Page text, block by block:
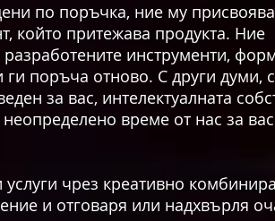
по поръчка, ние му
който притежава продукта. Ние
инструменти,
поръча отново. С други думи,
за вас, интелектуалната
време от нас за
чрез креативно
и отговаря или надхвърля